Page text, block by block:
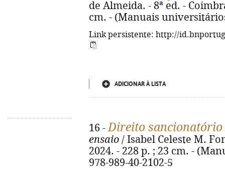
de Almeida. - 8ª ed. -
cm. - (Manuais
Link persistente: http://
ADICIONAR À LISTA
16 -Direito
ensaio / Isabel Celeste M.
2024. - 228 p. ; 23 cm. -
978-989-40-2102-5